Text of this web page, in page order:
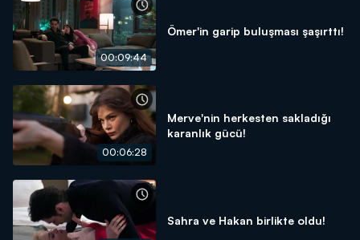
00:09:44
Ömer'in garip buluşması şaşırttı!
00:06:28
Merve'nin herkesten sakladığı
karanlık gücü!
Sahra ve Hakan birlikte oldu!